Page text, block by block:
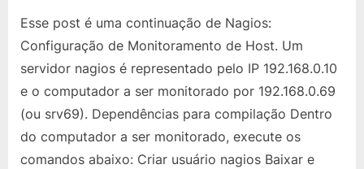
Configuração
de
de
Host
–
Parte
02
Esse post é uma continuação de Nagios:
Configuração de Monitoramento de Host. Um
servidor nagios é representado pelo IP 192.168.0.10
e o computador a ser monitorado por 192.168.0.69
(ou srv69). Dependências para compilação Dentro
do computador a ser monitorado, execute os
comandos abaixo: Criar usuário nagios Baixar e